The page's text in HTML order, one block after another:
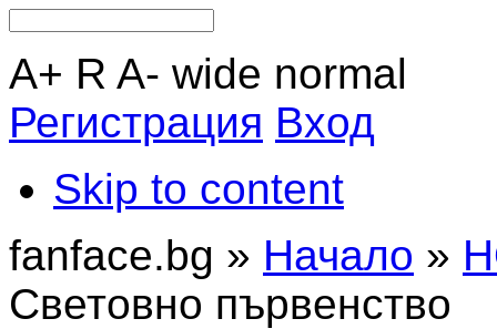
A+ R A- wide normal
Регистрация Вход
Skip to content
fanface.bg » Начало »
Световно първенство